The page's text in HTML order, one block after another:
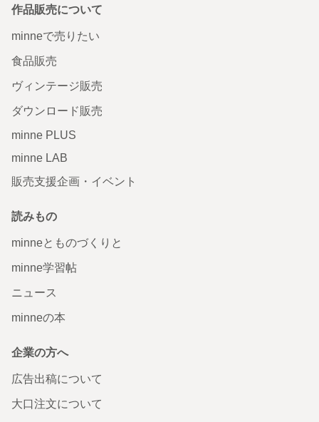
作品販売について
minneで売りたい
食品販売
ヴィンテージ販売
ダウンロード販売
minne PLUS
minne LAB
販売支援企画・イベント
読みもの
minneとものづくりと
minne学習帖
ニュース
minneの本
企業の方へ
広告出稿について
大口注文について